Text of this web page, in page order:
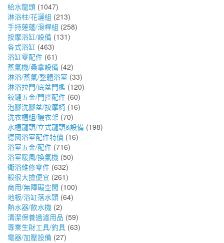
給水龍頭 (1047)
淋浴柱/花灑組 (213)
手持蓮蓬/滑桿組 (258)
按摩浴缸/設備 (131)
各式浴缸 (463)
浴缸零配件 (61)
蒸氣機/桑拿設備 (42)
淋浴/蒸氣/整體浴室 (33)
淋浴拉門/底盆門檻 (120)
鉸鏈五金/門控配件 (60)
泡腳洗腳盆/按摩椅 (16)
洗衣槽組/曬衣架 (70)
水槽龍頭/立式龍頭&設備 (198)
德國浴室配件特價 (16)
浴室五金/配件 (716)
浴室暖風/換氣機 (50)
衛浴維修零件 (632)
殺很大撿便宜 (261)
商用/無障礙空間 (100)
地板/浴缸落水頭 (64)
熱水器/飲水機 (2)
清潔保養過濾用品 (59)
專業生財工具/釣具 (63)
電器/加壓設備 (27)